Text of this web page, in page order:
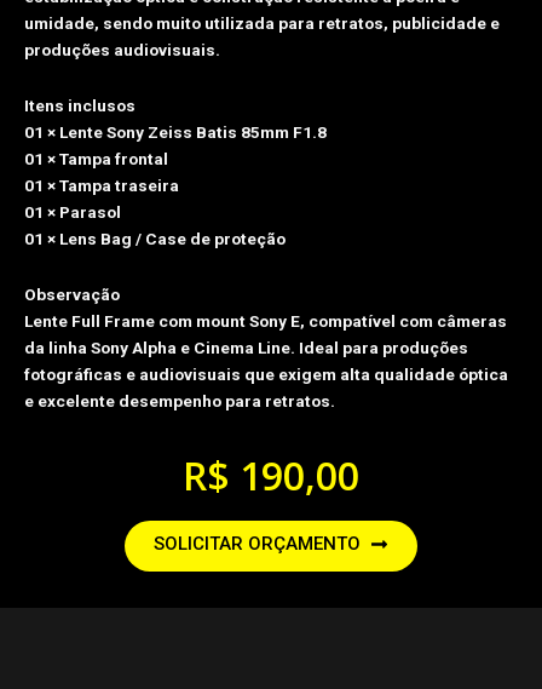
umidade, sendo muito utilizada para retratos, publicidade e
produções audiovisuais.
Itens inclusos
01 × Lente Sony Zeiss Batis 85mm F1.8
01 × Tampa frontal
01 × Tampa traseira
01 × Parasol
01 × Lens Bag / Case de proteção
Observação
Lente Full Frame com mount Sony E, compatível com câmeras
da linha Sony Alpha e Cinema Line. Ideal para produções
fotográficas e audiovisuais que exigem alta qualidade óptica
e excelente desempenho para retratos.
R$ 190,00
SOLICITAR ORÇAMENTO